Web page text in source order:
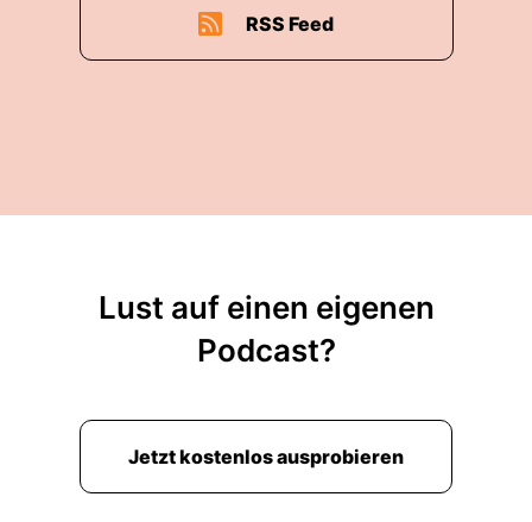
RSS Feed
Lust auf einen eigenen
Podcast?
Jetzt kostenlos ausprobieren